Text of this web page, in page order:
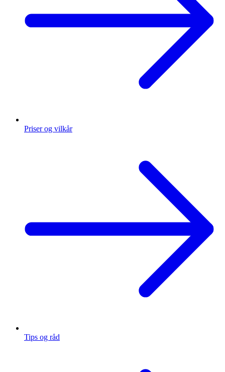
Priser og vilkår
Tips og råd